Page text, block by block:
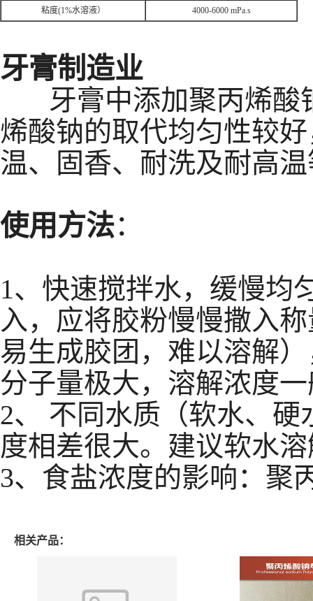
粘度(1%水溶液） 4000-6000 mPa.s
牙膏制造业
牙膏中添加聚丙烯酸
烯酸钠的取代均匀性较
温、固香、耐洗及耐高
使用方法：
1、快速搅拌水，缓慢均
入，应将胶粉慢慢撒入
易生成胶团，难以溶解
分子量极大，溶解
2、 不同水质（软水、
度相差很大。建议软水
3、食盐浓度的影响：聚
相关产品：